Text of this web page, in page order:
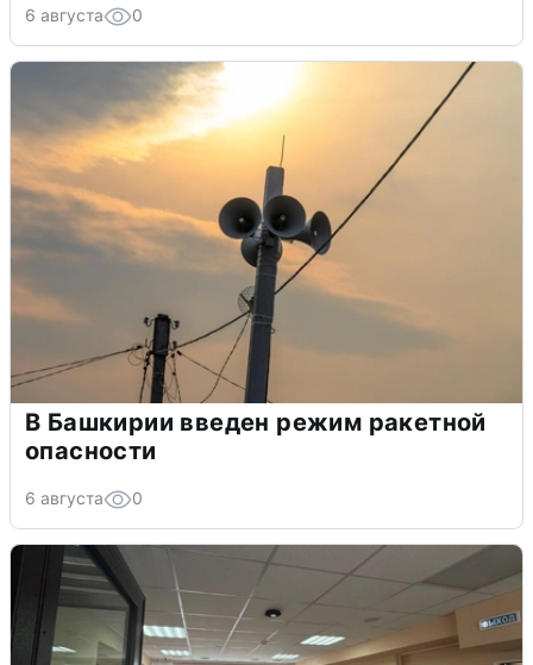
6 августа 0
В Башкирии введен режим ракетной
опасности
6 августа 0